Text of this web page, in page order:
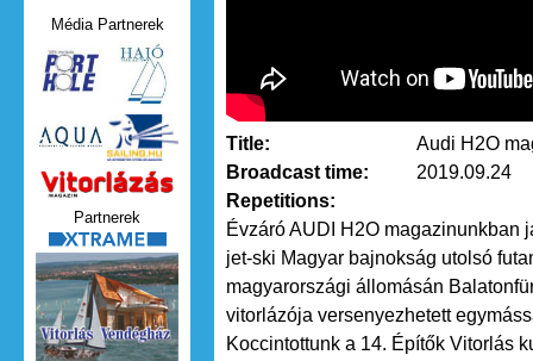
Title:
Audi H2O
Broadcast time:
2019.09.24
Repetitions:
Évzáró AUDI H2O magazinunkban
jet-ski Magyar bajnokság utolsó
magyarországi állomásán
vitorlázója versenyezhetett
Koccintottunk a 14. Építők Vitorlás
Média Partnerek
Vitorlazas_magazin.jpg
Partnerek
xtrame.png